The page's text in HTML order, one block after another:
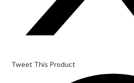
Tweet This Product